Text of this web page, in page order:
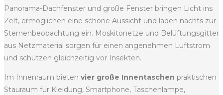
Panorama-Dachfenster und große Fenster bringen Licht ins
Zelt, ermöglichen eine schöne Aussicht und laden nachts zur
Sternenbeobachtung ein. Moskitonetze und Belüftungsgitter
aus Netzmaterial sorgen für einen angenehmen Luftstrom
und schützen gleichzeitig vor Insekten.
Im Innenraum bieten vier große Innentaschen praktischen
Stauraum für Kleidung, Smartphone, Taschenlampe,